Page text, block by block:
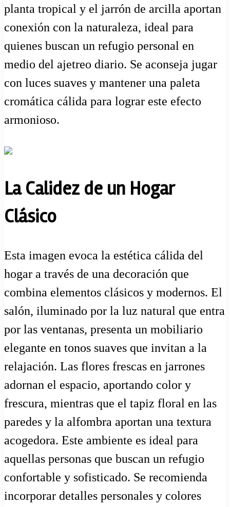
planta tropical y el jarrón de arcilla aportan
conexión con la naturaleza, ideal para
quienes buscan un refugio personal en
medio del ajetreo diario. Se aconseja jugar
con luces suaves y mantener una paleta
cromática cálida para lograr este efecto
armonioso.
La Calidez de un Hogar
Clásico
Esta imagen evoca la estética cálida del
hogar a través de una decoración que
combina elementos clásicos y modernos. El
salón, iluminado por la luz natural que entra
por las ventanas, presenta un mobiliario
elegante en tonos suaves que invitan a la
relajación. Las flores frescas en jarrones
adornan el espacio, aportando color y
frescura, mientras que el tapiz floral en las
paredes y la alfombra aportan una textura
acogedora. Este ambiente es ideal para
aquellas personas que buscan un refugio
confortable y sofisticado. Se recomienda
incorporar detalles personales y colores